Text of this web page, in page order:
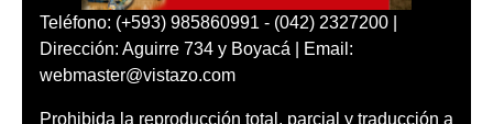
Teléfono: (+593) 985860991 - (042) 2327200 |
Dirección: Aguirre 734 y Boyacá | Email:
webmaster@vistazo.com
Prohibida la reproducción total, parcial y traducción a